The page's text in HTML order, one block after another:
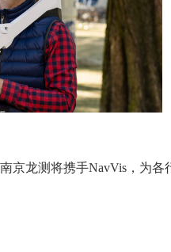
京龙测将携手NavVis，为各